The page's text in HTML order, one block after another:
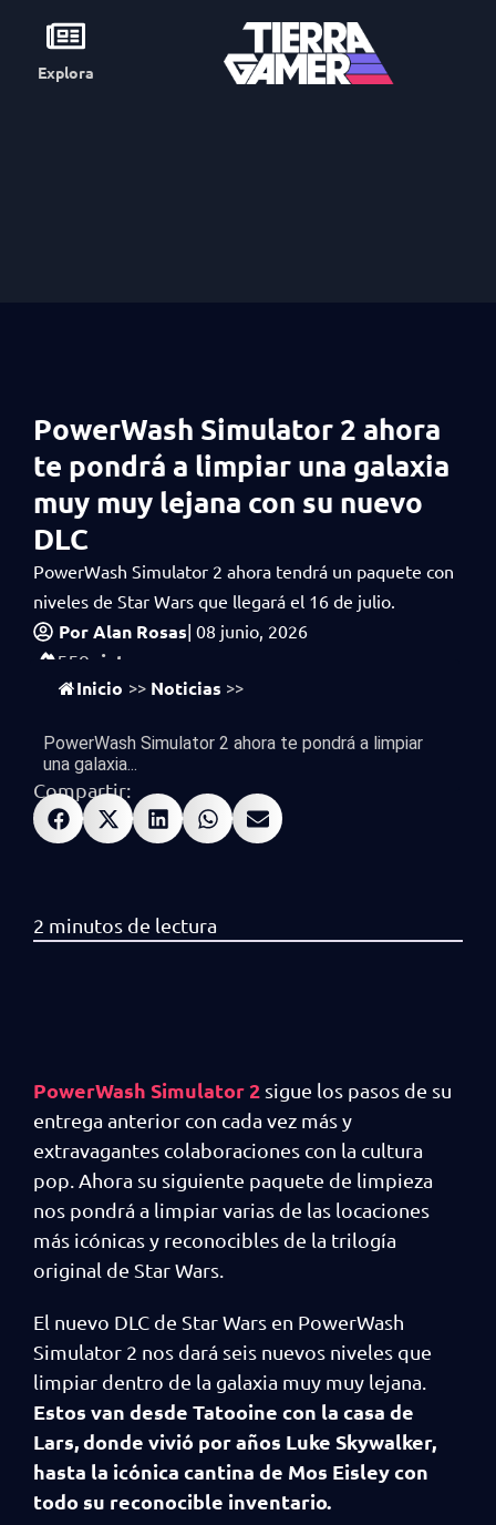
Explora
PowerWash Simulator 2 ahora
te pondrá a limpiar una galaxia
muy muy lejana con su nuevo
DLC
PowerWash Simulator 2 ahora tendrá un paquete con
niveles de Star Wars que llegará el 16 de julio.
PorAlan Rosas| 08 junio, 2026
559 vistas
Inicio >> Noticias >>
PowerWash Simulator 2 ahora te pondrá a limpiar
una galaxia...
Compartir:
PowerWash Simulator 2 sigue los pasos de su
entrega anterior con cada vez más y
extravagantes colaboraciones con la cultura
pop. Ahora su siguiente paquete de limpieza
nos pondrá a limpiar varias de las locaciones
más icónicas y reconocibles de la trilogía
original de Star Wars.
El nuevo DLC de Star Wars en PowerWash
Simulator 2 nos dará seis nuevos niveles que
limpiar dentro de la galaxia muy muy lejana.
Estos van desde Tatooine con la casa de
Lars, donde vivió por años Luke Skywalker,
hasta la icónica cantina de Mos Eisley con
todo su reconocible inventario.